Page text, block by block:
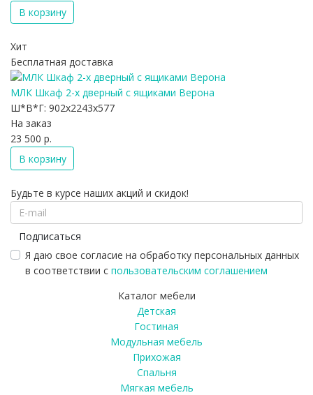
В корзину
Хит
Бесплатная доставка
МЛК Шкаф 2-х дверный с ящиками Верона
Ш*В*Г: 902x2243x577
На заказ
23 500 р.
В корзину
Будьте в курсе наших акций и скидок!
Подписаться
Я даю свое согласие на обработку персональных данных
в соответствии с пользовательским соглашением
Каталог мебели
Детская
Гостиная
Модульная мебель
Прихожая
Спальня
Мягкая мебель